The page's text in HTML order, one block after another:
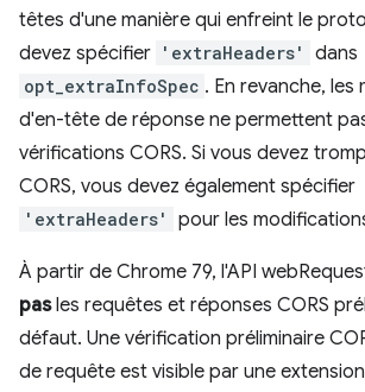
têtes d'une manière qui enfreint le
devez spécifier 'extraHeaders' dans
opt_extraInfoSpec . En revanche,
d'en-tête de réponse ne permettent
vérifications CORS. Si vous devez
CORS, vous devez également spécifier
'extraHeaders' pour les
À partir de Chrome 79, l'API
pasles requêtes et réponses CORS
défaut. Une vérification préliminaire
de requête est visible par une